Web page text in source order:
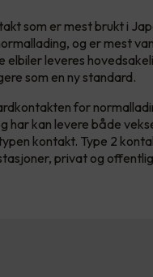
som er mest brukt i
og er mest
elbiler leveres
som en ny standard.
for
har kan levere både
kontakt. Type 2
privat og